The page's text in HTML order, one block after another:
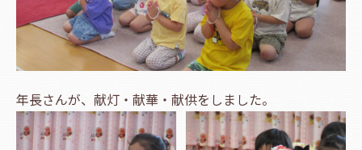
年長さんが、献灯・献華・献供をしました。